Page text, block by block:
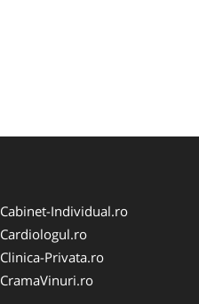
Cabinet-Individual.ro
Cardiologul.ro
Clinica-Privata.ro
CramaVinuri.ro